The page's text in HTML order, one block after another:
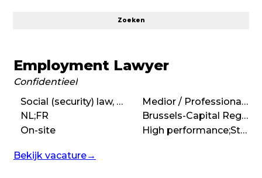
Zoeken
Employment Lawyer
Confidentieel
Social (security) law, Employment (labour) law, Qualified for Belgian bar, Autonomy
Medior / Professional (3 – 7 years)
NL;FR
Brussels-Capital Region
On-site
High performance;Structured;Autonomous;Ambitious
Bekijk vacature→